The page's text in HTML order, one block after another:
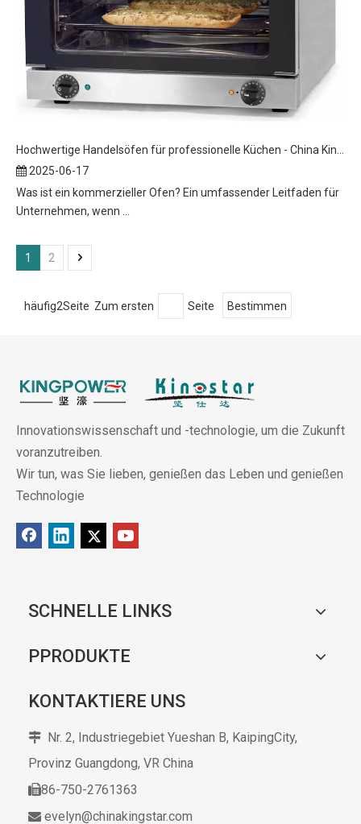
Hochwertige Handelsöfen für professionelle Küchen - China King Power
2025-06-17
Was ist ein kommerzieller Ofen? Ein umfassender Leitfaden für
Unternehmen, wenn ...
1 2
häufig2Seite Zum ersten Seite Bestimmen
Innovationswissenschaft und -technologie, um die Zukunft
voranzutreiben.
Wir tun, was Sie lieben, genießen das Leben und genießen
Technologie
SCHNELLE LINKS
PPRODUKTE
KONTAKTIERE UNS

Nr. 2, Industriegebiet Yueshan B, KaipingCity,
Provinz Guangdong, VR China
86-750-2761363
 evelyn@chinakingstar.com